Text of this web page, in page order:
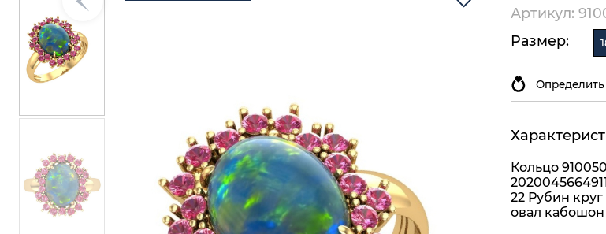
Артикул:
Размер:
Кольцо
22 Рубин круг
овал кабошон